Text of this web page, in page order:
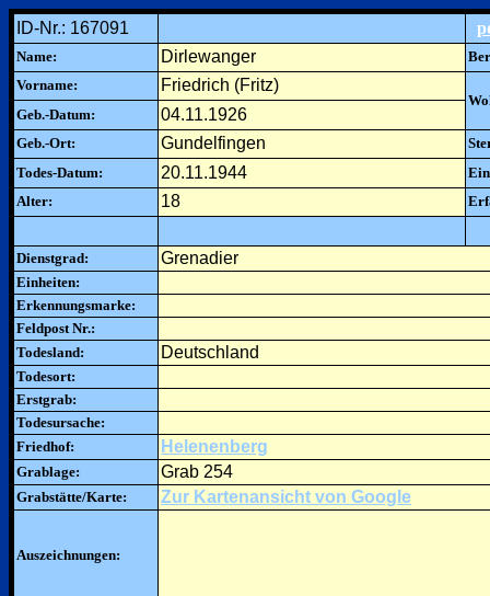
ID-Nr.: 167091
Name: Dirlewanger
Vorname:
Friedrich (Fritz)
Geb.-Datum:
04.11.1926
Geb.-Ort: Gundelfingen
Todes-Datum:
20.11.1944
Alter:
18
Dienstgrad: Grenadier
Einheiten:
Erkennungsmarke:
Feldpost Nr.:
Todesland:
Deutschland
Todesort:
Erstgrab:
Todesursache:
Friedhof:
Helenenberg
Grablage: Grab 254
Grabstätte/Karte: Zur Kartenansicht von Google
Auszeichnungen: